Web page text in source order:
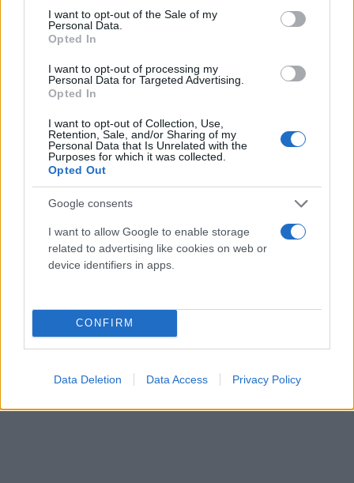
consent section.
I want to opt-out of the Sale of my
Personal Data.
Opted In
I want to opt-out of processing my
Personal Data for Targeted Advertising.
Opted In
I want to opt-out of Collection, Use,
Retention, Sale, and/or Sharing of my
Personal Data that Is Unrelated with the
Purposes for which it was collected.
Opted Out
Google consents
I want to allow Google to enable storage
related to advertising like cookies on web or
device identifiers in apps.
CONFIRM
Data Deletion Data Access Privacy Policy